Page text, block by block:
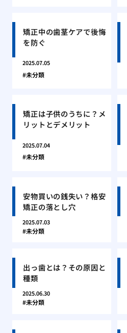
矯正中の歯茎ケアで後悔
を防ぐ
2025.07.05
未分類
矯正は子供のうちに？メ
リットとデメリット
2025.07.04
未分類
安物買いの銭失い？格安
矯正の落とし穴
2025.07.03
未分類
出っ歯とは？その原因と
種類
2025.06.30
未分類